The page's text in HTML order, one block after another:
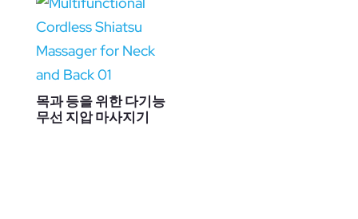
목과 등을 위한 다기능
무선 지압 마사지기